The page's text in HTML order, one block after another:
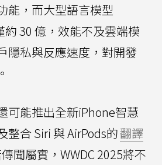
能，而大型語言模型
約 30 億，效能不及雲端模
隱私與反應速度，對開發
可能推出全新iPhone智慧
整合 Siri 與 AirPods的翻譯
聞屬實，WWDC 2025將不